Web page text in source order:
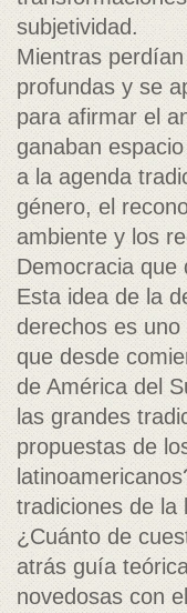
subjetividad.
Mientras
profundas y se
para afirmar el
ganaban
a la agenda
género, el
ambiente y los
Democracia
Esta idea de la
derechos es
que desde
de América del
las grandes
propuestas de
tradiciones de la
¿Cuánto de
atrás guía
novedosas con